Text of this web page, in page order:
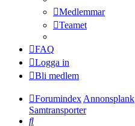
Medlemmar
Teamet
FAQ
Logga in
Bli medlem
Forumindex Annonsplank
Samtransporter
Sök